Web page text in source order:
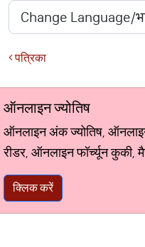
पत्रिका
ऑनलाइन ज्योतिष
ऑनलाइन अंक ज्योतिष,
रीडर, ऑनलाइन फॉर्च्यून कुकी,
क्लिक करें